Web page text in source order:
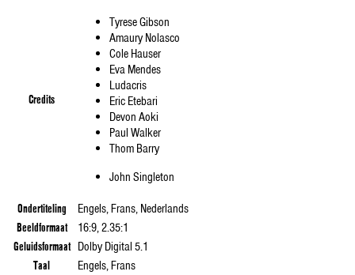
Credits
Tyrese Gibson
Amaury Nolasco
Cole Hauser
Eva Mendes
Ludacris
Eric Etebari
Devon Aoki
Paul Walker
Thom Barry
John Singleton
Ondertiteling
Engels, Frans, Nederlands
Beeldformaat
16:9, 2.35:1
Geluidsformaat Dolby Digital 5.1
Taal
Engels, Frans